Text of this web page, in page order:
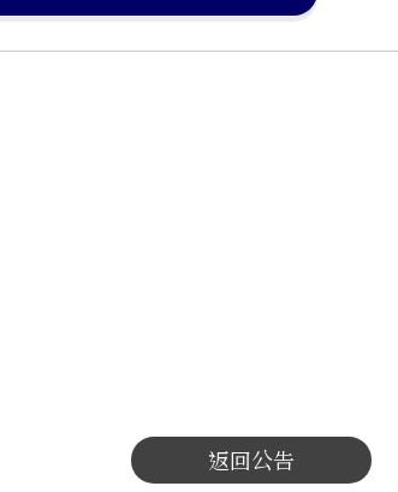
返回公告